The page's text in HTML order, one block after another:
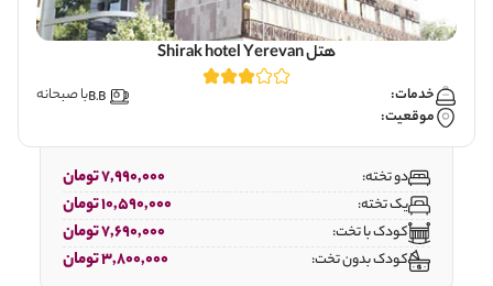
هتل Shirak hotel Yerevan
خدمات:
با صبحانه
موقعیت:
دو تخته: 7,990,000 تومان
یک تخته: 10,590,000 تومان
کودک با تخت: 7,690,000 تومان
کودک بدون تخت: 3,800,000 تومان